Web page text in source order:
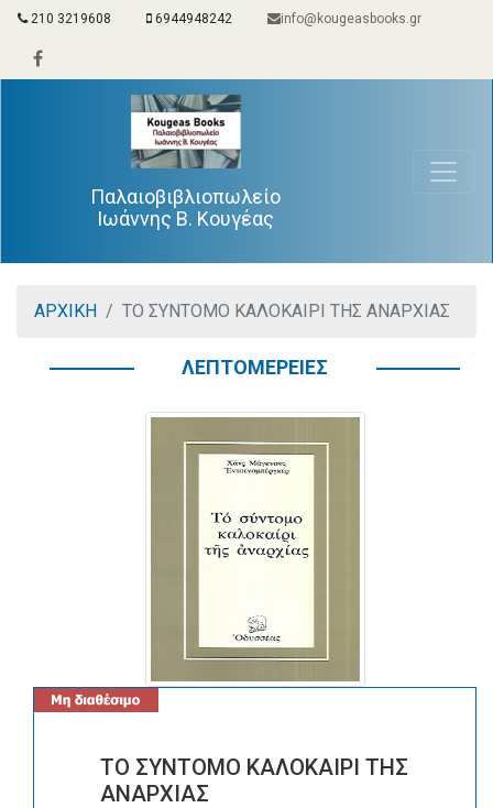
210 3219608 6944948242 info@kougeasbooks.gr
Παλαιοβιβλιοπωλείο
Ιωάννης Β. Κουγέας
ΑΡΧΙΚΗ ΤΟ ΣΥΝΤΟΜΟ ΚΑΛΟΚΑΙΡΙ ΤΗΣ ΑΝΑΡΧΙΑΣ
ΛΕΠΤΟΜΕΡΕΙΕΣ
ΤΟ ΣΥΝΤΟΜΟ ΚΑΛΟΚΑΙΡΙ ΤΗΣ
ΑΝΑΡΧΙΑΣ